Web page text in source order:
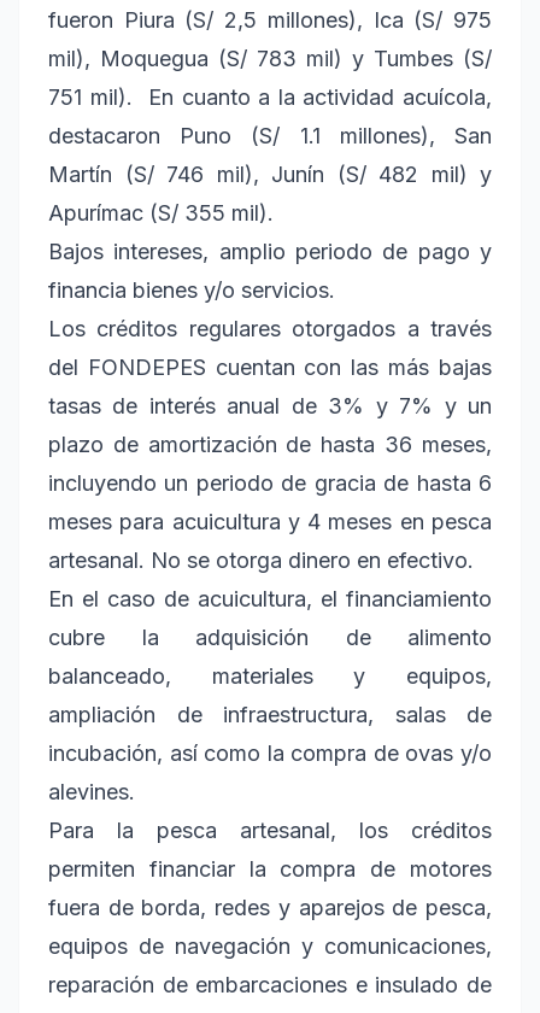
fueron Piura (S/ 2,5 millones), Ica (S/ 975
mil), Moquegua (S/ 783 mil) y Tumbes (S/
751 mil). En cuanto a la actividad acuícola,
destacaron Puno (S/ 1.1 millones), San
Martín (S/ 746 mil), Junín (S/ 482 mil) y
Apurímac (S/ 355 mil).
Bajos intereses, amplio periodo de pago y
financia bienes y/o servicios.
Los créditos regulares otorgados a través
del FONDEPES cuentan con las más bajas
tasas de interés anual de 3% y 7% y un
plazo de amortización de hasta 36 meses,
incluyendo un periodo de gracia de hasta 6
meses para acuicultura y 4 meses en pesca
artesanal. No se otorga dinero en efectivo.
En el caso de acuicultura, el financiamiento
cubre la adquisición de alimento
balanceado, materiales y equipos,
ampliación de infraestructura, salas de
incubación, así como la compra de ovas y/o
alevines.
Para la pesca artesanal, los créditos
permiten financiar la compra de motores
fuera de borda, redes y aparejos de pesca,
equipos de navegación y comunicaciones,
reparación de embarcaciones e insulado de